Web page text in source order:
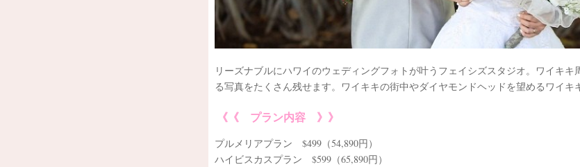
リーズナブルにハワイのウェディングフォトが叶うフェイシズスタジオ。ワイキキ
る写真をたくさん残せます。ワイキキの街中やダイヤモンドヘッドを望めるワイキ
《《 プラン内容 》》
プルメリアプラン $499（54,890円）
ハイビスカスプラン $599（65,890円）